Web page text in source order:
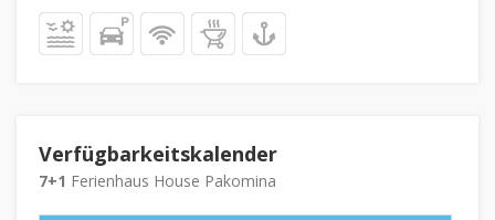
Verfügbarkeitskalender
7+1 Ferienhaus House Pakomina